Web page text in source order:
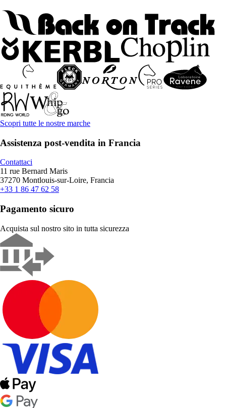
Scopri tutte le nostre marche
Assistenza post-vendita in Francia
Contattaci
11 rue Bernard Maris
37270 Montlouis-sur-Loire, Francia
+33 1 86 47 62 58
Pagamento sicuro
Acquista sul nostro sito in tutta sicurezza